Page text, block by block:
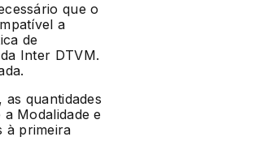
que o
a
de
Inter DTVM.
quantidades
Modalidade e
à primeira